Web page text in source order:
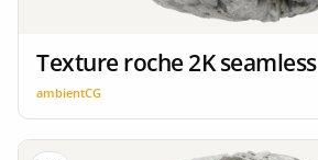
Texture roche 2K seamless
ambientCG